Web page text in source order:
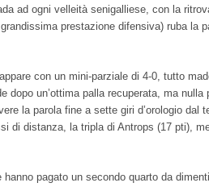
ad ogni velleità senigalliese, con la
prestazione difensiva) ruba la
con un mini-parziale di 4-0, tutto
un’ottima palla recuperata, ma
la parola fine a sette giri d’orologio dal
distanza, la tripla di Antrops (17 pti),
pagato un secondo quarto da